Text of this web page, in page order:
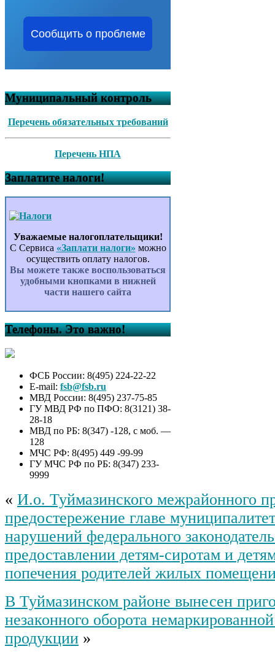
Сообщить о проблеме
Муниципальный контроль
Перечень обязательных требований
Перечень НПА
Заплатите налоги!
Уважаемые налогоплательщики!
С Сервиса «Заплати налоги» можно
осуществить оплату налогов.
Вы можете также воспользоваться
удобными кнопками в нижней
части нашего сайта
Телефоны. Это важно!
ФСБ России: 8(495) 224-22-22
E-mail: fsb@fsb.ru
МВД России: 8(495) 237-75-85
ГУ МВД РФ по ПФО: 8(3121) 38-
28-18
МВД по РБ: 8(347) -128, с моб. —
128
МЧС РФ: 8(495) 449 -99-99
ГУ МЧС РФ по РБ: 8(347) 233-
9999
« И.о. Туймазинского межрайонного
предостережение главе
нарушений федерального
предоставлении детям-сиротам и
попечения родителей жилых
В Туймазинском районе вынесен
незаконного оборота
продукции »